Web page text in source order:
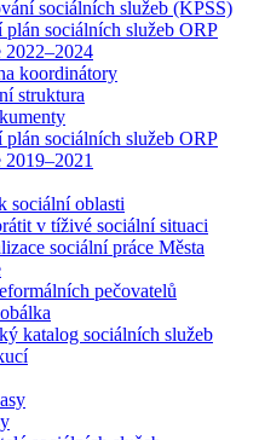
sociálních služeb (KPSS)
sociálních služeb ORP
2022–2024
koordinátory
struktura
sociálních služeb ORP
sociální oblasti
v tíživé sociální situaci
sociální práce Města
pečovatelů
katalog sociálních služeb